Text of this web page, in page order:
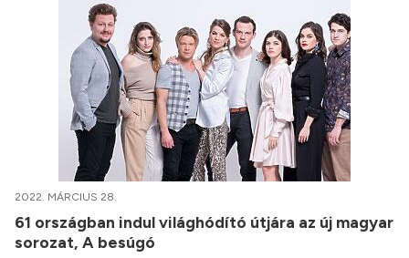
2022. MÁRCIUS 28.
61 országban indul világhódító útjára az új magyar
sorozat, A besúgó